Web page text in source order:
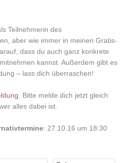
Teilnehmerin des
aber wie immer in meinen Gratis-
dass du auch ganz konkrete
kannst. Außerdem gibt es
– lass dich überraschen!
Bitte melde dich jetzt gleich
alles dabei ist.
: 27.10.16 um 18:30